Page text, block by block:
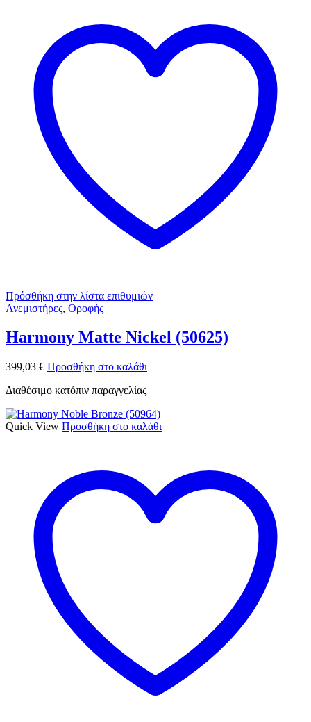
Πρόσθήκη στην λίστα επιθυμιών
Ανεμιστήρες, Οροφής
Harmony Matte Nickel (50625)
399,03 € Προσθήκη στο καλάθι
Διαθέσιμο κατόπιν παραγγελίας
Quick View Προσθήκη στο καλάθι